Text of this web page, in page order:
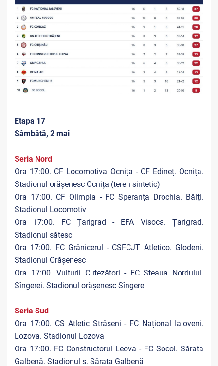
Etapa 17
Sâmbătă, 2 mai
Seria Nord
Ora 17:00. CF Locomotiva Ocnița - CF Edineț. Ocnița.
Stadionul orășenesc Ocnița (teren sintetic)
Ora 17:00. CF Olimpia - FC Speranța Drochia. Bălți.
Stadionul Locomotiv
Ora 17:00. FC Țarigrad - EFA Visoca. Țarigrad.
Stadionul sătesc
Ora 17:00. FC Grănicerul - CSFCJT Atletico. Glodeni.
Stadionul Orășenesc
Ora 17:00. Vulturii Cutezători - FC Steaua Nordului.
Sîngerei. Stadionul orășenesc Sîngerei
Seria Sud
Ora 17:00. CS Atletic Strășeni - FC Național Ialoveni.
Lozova. Stadionul Lozova
Ora 17:00. FC Constructorul Leova - FC Socol. Sărata
Galbenă. Stadionul s. Sărata Galbenă